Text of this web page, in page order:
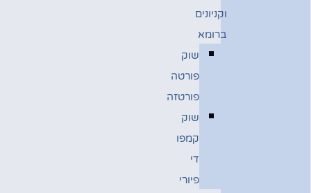
וקניונים
ברומא
שוק
פורטה
פורטזה
שוק
קמפו
די
פיורי